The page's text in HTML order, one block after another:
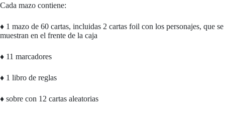
Cada mazo contiene:
♦ 1 mazo de 60 cartas, incluidas 2 cartas foil con los personajes, que se
muestran en el frente de la caja
♦ 11 marcadores
♦ 1 libro de reglas
♦ sobre con 12 cartas aleatorias